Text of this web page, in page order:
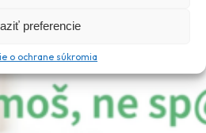
preferencie
o ochrane súkromia